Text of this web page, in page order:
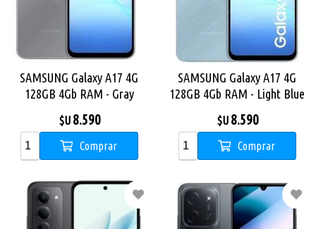
SAMSUNG Galaxy A17 4G
128GB 4Gb RAM - Gray
$U 8.590
Comprar
SAMSUNG Galaxy A17 4G
128GB 4Gb RAM - Light Blue
$U 8.590
Comprar